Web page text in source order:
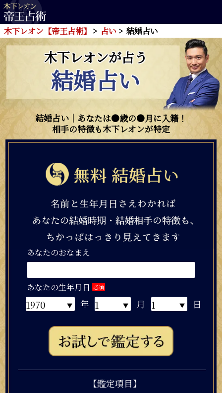
木下レオン【帝王占術】 占い 結婚占い
木下レオンが占う
結婚占い
結婚占い｜あなたは●歳の●月に入籍！
相手の特徴も木下レオンが特定
あなたのおなまえ
あなたの生年月日 必須
年 月 日
必須
【鑑定項目】